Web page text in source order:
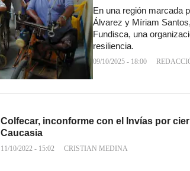
En una región marcada
Álvarez y Míriam
Fundisca, una
resiliencia.
09/10/2025 - 18:00
Colfecar, inconforme con el Invías por
Caucasia
11/10/2022 - 15:02 CRISTIAN MEDINA